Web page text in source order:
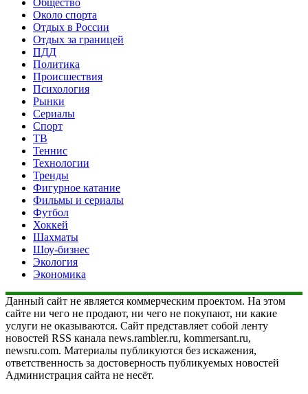
Около спорта
Отдых в России
Отдых за границей
ПДД
Политика
Происшествия
Психология
Рынки
Сериалы
Спорт
ТВ
Теннис
Технологии
Тренды
Фигурное катание
Фильмы и сериалы
Футбол
Хоккей
Шахматы
Шоу-бизнес
Экология
Экономика
Данный сайт не является коммерческим проектом. На этом
сайте ни чего не продают, ни чего не покупают, ни какие
услуги не оказываются. Сайт представляет собой ленту
новостей RSS канала news.rambler.ru, kommersant.ru,
newsru.com. Материалы публикуются без искажения,
ответственность за достоверность публикуемых новостей
Администрация сайта не несёт.